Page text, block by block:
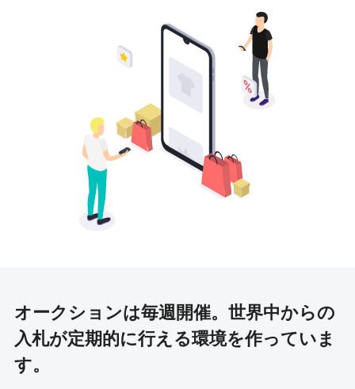
オークションは毎週開催。 世界中からの
入札が定期的に行える環境を作っていま
す。